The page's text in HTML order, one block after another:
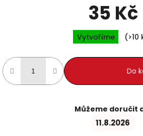
35 Kč
Měrná
Vytvoříme (>10
Do
Můžeme doručit
11.8.2026